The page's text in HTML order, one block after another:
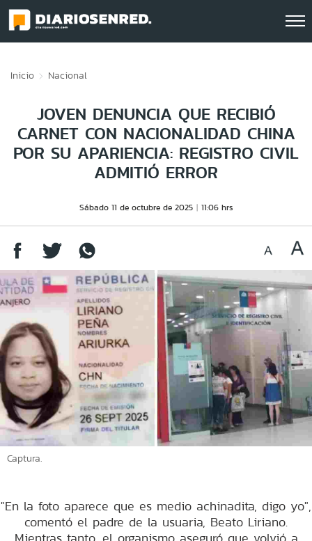
Inicio Nacional
JOVEN DENUNCIA QUE RECIBIÓ
CARNET CON NACIONALIDAD CHINA
POR SU APARIENCIA: REGISTRO CIVIL
ADMITIÓ ERROR
Sábado 11 de octubre de 2025 11:06 hrs
Captura.
"En la foto aparece que es medio achinadita, digo yo",
comentó el padre de la usuaria, Beato Liriano.